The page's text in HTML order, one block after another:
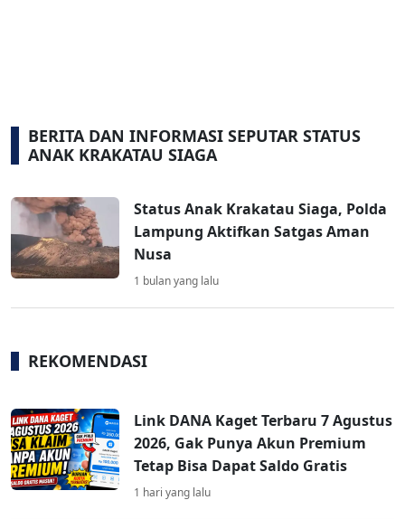
BERITA DAN INFORMASI SEPUTAR STATUS
ANAK KRAKATAU SIAGA
Status Anak Krakatau Siaga, Polda
Lampung Aktifkan Satgas Aman
Nusa
1 bulan yang lalu
REKOMENDASI
Link DANA Kaget Terbaru 7 Agustus
2026, Gak Punya Akun Premium
Tetap Bisa Dapat Saldo Gratis
1 hari yang lalu